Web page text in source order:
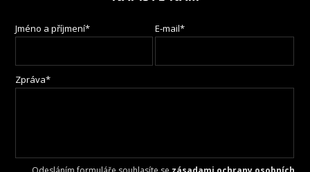
Jméno a příjmení* E-mail*
Zpráva*